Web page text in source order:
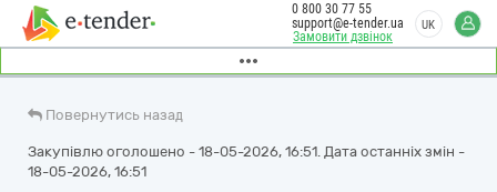
Замовити дзвінок
0 800 30 77 55
support@e-tender.ua
UK
Повернутись назад
Закупівлю оголошено - 18-05-2026, 16:51. Дата останніх змін -
18-05-2026, 16:51